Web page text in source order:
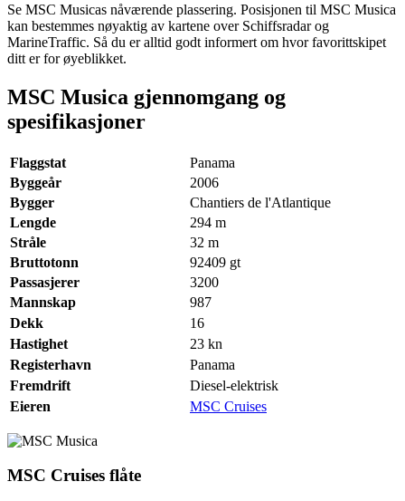
Se MSC Musicas nåværende plassering. Posisjonen til MSC Musica
kan bestemmes nøyaktig av kartene over Schiffsradar og
MarineTraffic. Så du er alltid godt informert om hvor favorittskipet
ditt er for øyeblikket.
MSC Musica gjennomgang og
spesifikasjoner
Flaggstat
Panama
Byggeår
2006
Bygger
Chantiers de l'Atlantique
Lengde
294 m
Stråle
32 m
Bruttotonn
92409 gt
Passasjerer
3200
Mannskap
987
Dekk
16
Hastighet
23 kn
Registerhavn
Panama
Fremdrift
Diesel-elektrisk
Eieren
MSC Cruises
MSC Cruises flåte